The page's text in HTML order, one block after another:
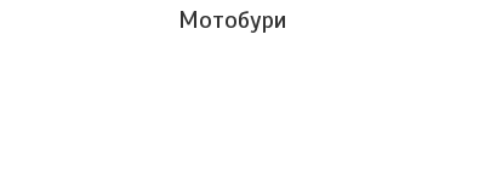
Мотобури